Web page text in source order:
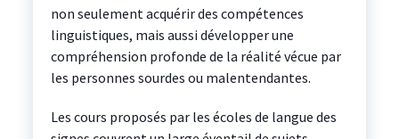
non seulement acquérir des compétences
linguistiques, mais aussi développer une
compréhension profonde de la réalité vécue par
les personnes sourdes ou malentendantes.
Les cours proposés par les écoles de langue des